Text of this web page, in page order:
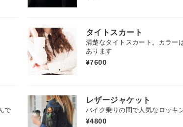
タイトスカート
清楚なタイトスカート。カラー
あります
¥7600
で
レザージャケット
バイク乗りの間で人気なロッキ
¥4800